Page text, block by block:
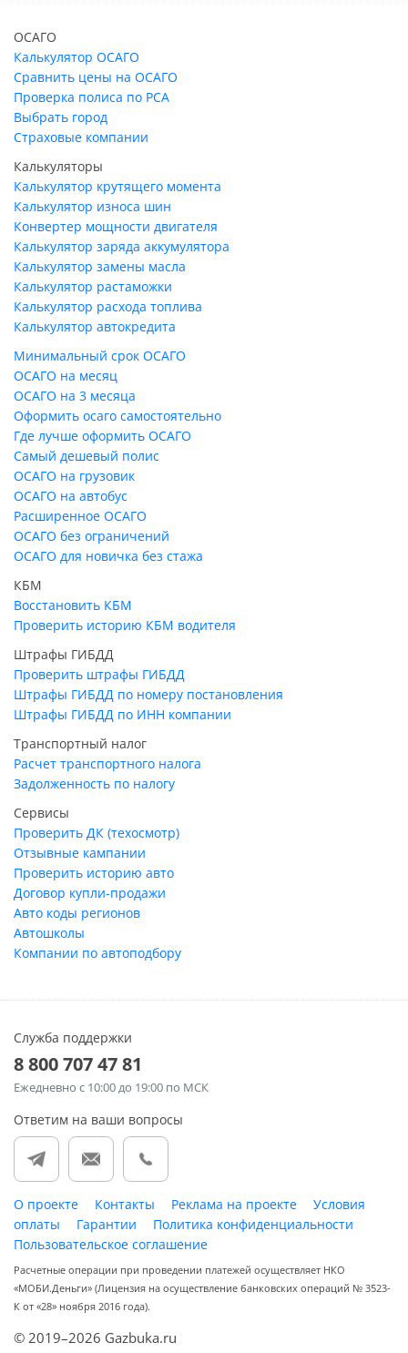
ОСАГО
Калькулятор ОСАГО
Сравнить цены на ОСАГО
Проверка полиса по РСА
Выбрать город
Страховые компании
Калькуляторы
Калькулятор крутящего момента
Калькулятор износа шин
Конвертер мощности двигателя
Калькулятор заряда аккумулятора
Калькулятор замены масла
Калькулятор растаможки
Калькулятор расхода топлива
Калькулятор автокредита
Минимальный срок ОСАГО
ОСАГО на месяц
ОСАГО на 3 месяца
Оформить осаго самостоятельно
Где лучше оформить ОСАГО
Самый дешевый полис
ОСАГО на грузовик
ОСАГО на автобус
Расширенное ОСАГО
ОСАГО без ограничений
ОСАГО для новичка без стажа
КБМ
Восстановить КБМ
Проверить историю КБМ водителя
Штрафы ГИБДД
Проверить штрафы ГИБДД
Штрафы ГИБДД по номеру постановления
Штрафы ГИБДД по ИНН компании
Транспортный налог
Расчет транспортного налога
Задолженность по налогу
Сервисы
Проверить ДК (техосмотр)
Отзывные кампании
Проверить историю авто
Договор купли-продажи
Авто коды регионов
Автошколы
Компании по автоподбору
Служба поддержки
8 800 707 47 81
Ежедневно с 10:00 до 19:00 по МСК
Ответим на ваши вопросы
О проекте Контакты Реклама на проекте
Условия
оплаты
Гарантии
Политика конфиденциальности
Пользовательское соглашение
Расчетные операции при проведении платежей осуществляет НКО
«МОБИ.Деньги» (Лицензия на осуществление банковских операций № 3523-
К от «28» ноября 2016 года).
© 2019–2026 Gazbuka.ru